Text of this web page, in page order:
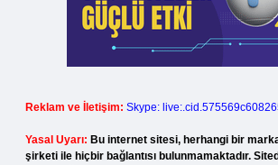
Reklam ve İletişim: Skype:
Yasal Uyarı: Bu internet sitesi, herhangi bir
şirketi ile hiçbir bağlantısı bulunmamaktadır.